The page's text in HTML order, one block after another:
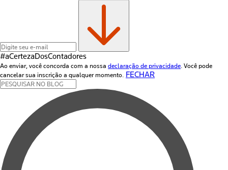
#aCertezaDosContadores
Ao enviar, você concorda com a nossa declaração de privacidade. Você pode
cancelar sua inscrição a qualquer momento. FECHAR